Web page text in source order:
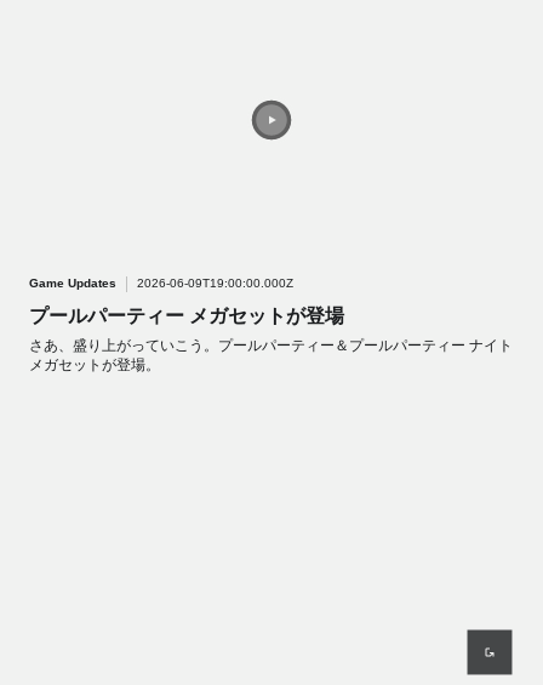
Game Updates 2026-06-09T19:00:00.000Z
プールパーティー メガセットが登場
さあ、盛り上がっていこう。プールパーティー＆プールパーティー ナイト
メガセットが登場。